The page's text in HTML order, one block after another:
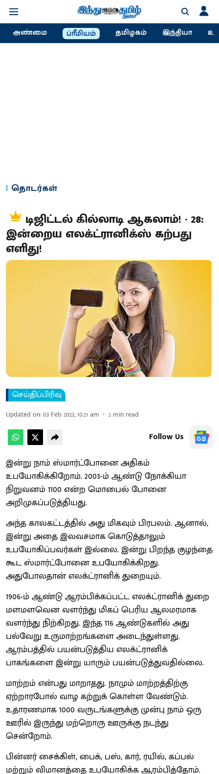
அண்மை ப்ரீமியம் தமிழகம் இந்தியா
தொடர்கள்
டிஜிட்டல் கில்லாடி ஆகலாம்! - 28:
இன்றைய எலக்ட்ரானிக்ஸ் கற்பது
எளிது!
செய்திப்பிரிவு
Updated on:03 Feb 2023, 10:21 am 2 min read
Follow Us
இன்று நாம் ஸ்மார்ட்போனை அதிகம்
உபயோகிக்கிறோம். 2003-ம் ஆண்டு நோக்கியா
நிறுவனம் 1100 என்ற மொபைல் போனை
அறிமுகப்படுத்தியது.
அந்த காலகட்டத்தில் அது மிகவும் பிரபலம். ஆனால்,
இன்று அதை இலவசமாக கொடுத்தாலும்
உபயோகிப்பவர்கள் இல்லை. இன்று பிறந்த குழந்தை
கூட ஸ்மார்ட்போனை உபயோகிக்கிறது.
அதுபோலதான் எலக்ட்ரானிக் துறையும்.
1906-ம் ஆண்டு ஆரம்பிக்கப்பட்ட எலக்ட்ரானிக் துறை
மளமளவென வளர்ந்து மிகப் பெரிய ஆலமரமாக
வளர்ந்து நிற்கிறது. இந்த 116 ஆண்டுகளில் அது
பல்வேறு உருமாற்றங்களை அடைந்துள்ளது.
ஆரம்பத்தில் பயன்படுத்திய எலக்ட்ரானிக்
பாகங்களை இன்று யாரும் பயன்படுத்துவதில்லை.
மாற்றம் என்பது மாறாதது. நாமும் மாற்றத்திற்கு
ஏற்றாரபோல் வாழ கற்றுக் கொள்ள வேண்டும்.
உதாரணமாக 1000 வருடங்களுக்கு முன்பு நாம் ஒரு
ஊரில் இருந்து மற்றொரு ஊருக்கு நடந்து
சென்றோம்.
பின்னர் சைக்கிள், பைக், பஸ், கார், ரயில், கப்பல்
மற்றும் விமானத்தை உபயோகிக்க ஆரம்பித்தோம்.